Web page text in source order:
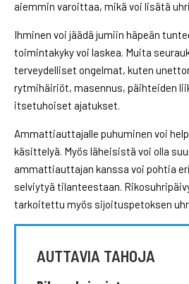
aiemmin varoittaa, mikä voi lisätä
Ihminen voi jäädä jumiin häpeän
toimintakyky voi laskea. Muita
terveydelliset ongelmat, kuten
rytmihäiriöt, masennus, päihteiden
itsetuhoiset ajatukset.
Ammattiauttajalle puhuminen voi
käsittelyä. Myös läheisistä voi olla
ammattiauttajan kanssa voi pohtia
selviytyä tilanteestaan.
tarkoitettu myös sijoituspetoksen
AUTTAVIA TAHOJA